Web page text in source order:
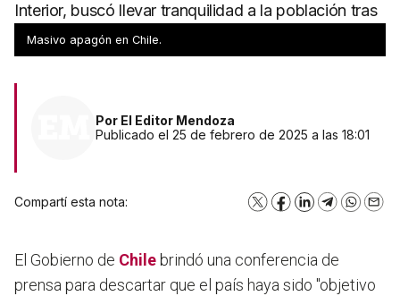
Interior, buscó llevar tranquilidad a la población tras
los históricos cortes de luz.
Masivo apagón en Chile.
Por El Editor Mendoza
Publicado el 25 de febrero de 2025 a las 18:01
Compartí esta nota: X Facebook
LinkedInTelegram
El Gobierno de Chile brindó una conferencia de
prensa para descartar que el país haya sido "objetivo